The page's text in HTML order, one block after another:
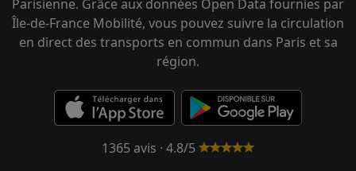
Parisienne. Grâce aux données Open Data fournies par
Île-de-France Mobilité, vous pouvez suivre la circulation
en direct des transports en commun dans Paris et sa
région.
1365 avis · 4.8/5